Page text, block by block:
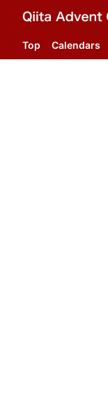
Top Calendars